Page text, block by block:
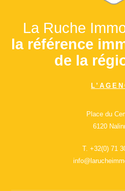
La Ruche
la référence
de la
Place du
6120
T. +32(0) 71